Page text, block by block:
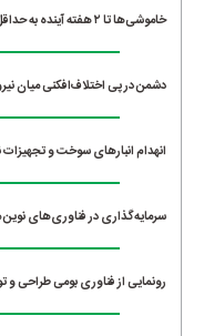
خاموشی‌ها تا ۲ هفته آینده به حداقل می‌رسد
دشمن در پی اختلاف‌افکنی میان
انهدام انبارهای سوخت و
سرمایه‌گذاری در فناوری‌های
رونمایی از فناوری بومی طراحی